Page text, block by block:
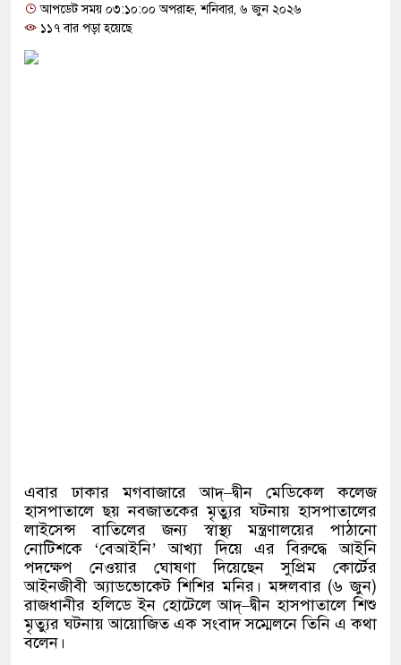
ব্যবহার করতে চায় ভারত: রাশেদ প্রধান
আপডেট সময় ০৩:১০:০০ অপরাহ্ন, শনিবার, ৬ জুন ২০২৬
১১৭ বার পড়া হয়েছে
এবার ঢাকার মগবাজারে আদ্–দ্বীন মেডিকেল কলেজ
হাসপাতালে ছয় নবজাতকের মৃত্যুর ঘটনায় হাসপাতালের
লাইসেন্স বাতিলের জন্য স্বাস্থ্য মন্ত্রণালয়ের পাঠানো
নোটিশকে ‘বেআইনি’আখ্যা দিয়ে এর বিরুদ্ধে আইনি
পদক্ষেপ নেওয়ার ঘোষণা দিয়েছেন সুপ্রিম কোর্টের
আইনজীবী অ্যাডভোকেট শিশির মনির। মঙ্গলবার(৬ জুন)
রাজধানীর হলিডে ইন হোটেলে আদ্–দ্বীন হাসপাতালে শিশু
মৃত্যুর ঘটনায় আয়োজিত এক সংবাদ সম্মেলনে তিনি এ কথা
বলেন।